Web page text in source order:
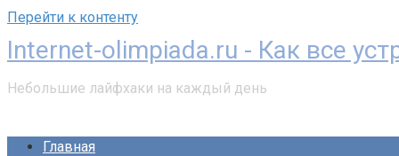
Перейти к контенту
Internet-olimpiada.ru - Как все
Небольшие лайфхаки на каждый день
Главная